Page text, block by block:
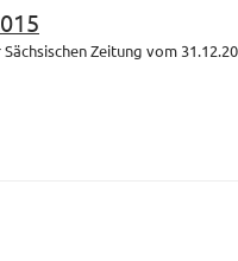
Zeitung vom